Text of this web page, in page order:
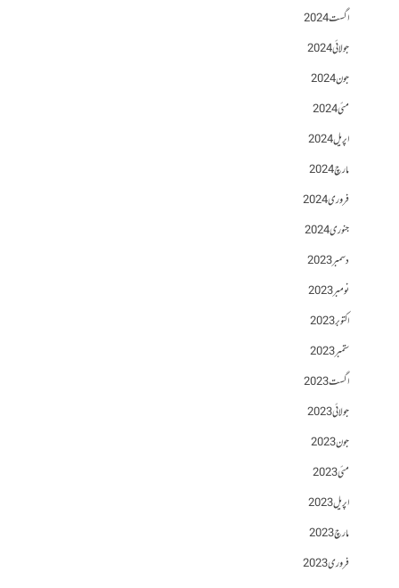
اگست 2024
جولائی 2024
جون 2024
مئی 2024
اپریل 2024
مارچ 2024
فروری 2024
جنوری 2024
دسمبر 2023
نومبر 2023
اکتوبر 2023
ستمبر 2023
اگست 2023
جولائی 2023
جون 2023
مئی 2023
اپریل 2023
مارچ 2023
فروری 2023